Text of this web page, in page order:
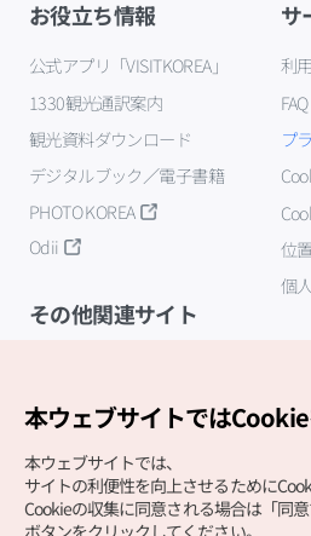
お役立ち情報
公式アプリ「VISITKOREA」
1330観光通訳案内
観光資料ダウンロード
デジタルブック／電子書籍
PHOTO KOREA
Odii
サ
利
FAQ
プ
位
個
その他関連サイト
本ウェブサイトではCookie
本ウェブサイトでは、
サイトの利便性を向上させるために
Cookieの収集に同意される場合は「同意
ボタンをクリックしてください。